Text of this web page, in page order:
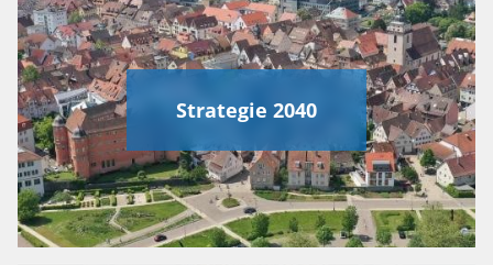
Strategie 2040